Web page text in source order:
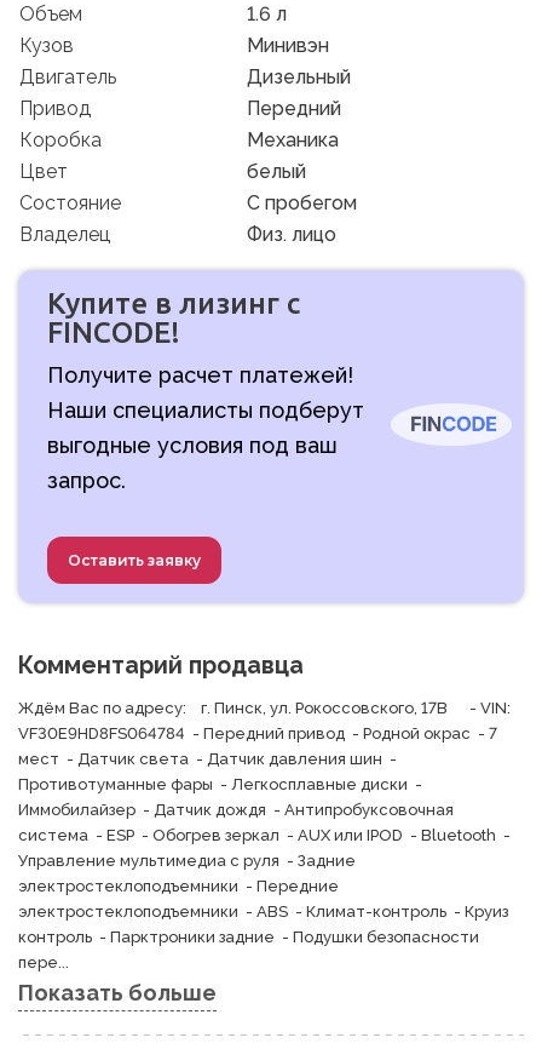
Объем
1.6 л
Кузов
Минивэн
Двигатель
Дизельный
Привод
Передний
Коробка
Механика
Цвет
белый
Состояние
C пробегом
Владелец
Физ. лицо
Купите в лизинг с
FINCODE!
Получите расчет платежей!
Наши специалисты подберут
выгодные условия под ваш
запрос.
Оставить заявку
Комментарий продавца
Ждём Вас по адресу:    г. Пинск, ул. Рокоссовского, 17В      - VIN:
VF30E9HD8FS064784  - Передний привод  - Родной окрас  - 7
мест  - Датчик света  - Датчик давления шин  -
Противотуманные фары  - Легкосплавные диски  -
Иммобилайзер  - Датчик дождя  - Антипробуксовочная
система  - ESP  - Обогрев зеркал  - AUX или IPOD  - Bluetooth  -
Управление мультимедиа с руля  - Задние
электростеклоподъемники  - Передние
электростеклоподъемники  - ABS  - Климат-контроль  - Круиз
контроль  - Парктроники задние  - Подушки безопасности
пере...
Показать больше